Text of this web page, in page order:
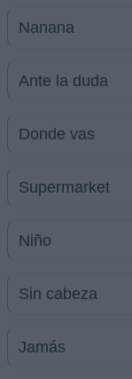
Nanana
Ante la duda
Donde vas
Supermarket
Niño
Sin cabeza
Jamás